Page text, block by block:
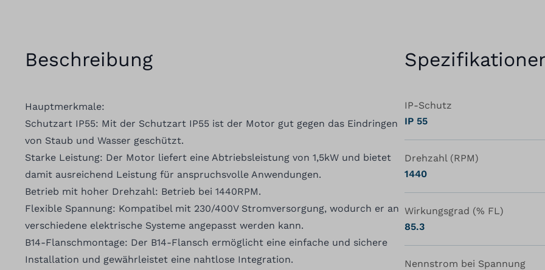
Beschreibung
Hauptmerkmale:
Schutzart IP55: Mit der Schutzart IP55 ist der Motor gut gegen das Eindringen
von Staub und Wasser geschützt.
Starke Leistung: Der Motor liefert eine Abtriebsleistung von 1,5kW und bietet
damit ausreichend Leistung für anspruchsvolle Anwendungen.
Betrieb mit hoher Drehzahl: Betrieb bei 1440RPM.
Flexible Spannung: Kompatibel mit 230/400V Stromversorgung, wodurch er an
verschiedene elektrische Systeme angepasst werden kann.
B14-Flanschmontage: Der B14-Flansch ermöglicht eine einfache und sichere
Installation und gewährleistet eine nahtlose Integration.
IP-Schutz
IP 55
Drehzahl (RPM)
1440
Wirkungsgrad (% FL)
85.3
Nennstrom bei Spannung